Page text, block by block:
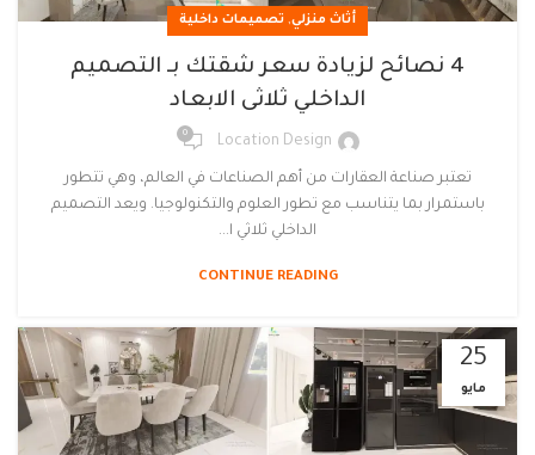
أثاث منزلي, تصميمات داخلية
4 نصائح لزيادة سعر شقتك بـ التصميم
الداخلي ثلاثى الابعاد
Location Design
0
تعتبر صناعة العقارات من أهم الصناعات في العالم، وهي تتطور
باستمرار بما يتناسب مع تطور العلوم والتكنولوجيا. ويعد التصميم
الداخلي ثلاثي ا...
CONTINUE READING
25
مايو